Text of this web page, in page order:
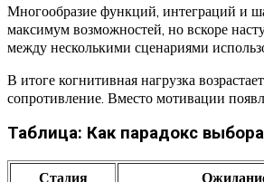
Многообразие функций, интеграций и
максимум возможностей, но вскоре
между несколькими сценариями
В итоге когнитивная нагрузка
сопротивление. Вместо мотивации
Таблица: Как парадокс
Стадия